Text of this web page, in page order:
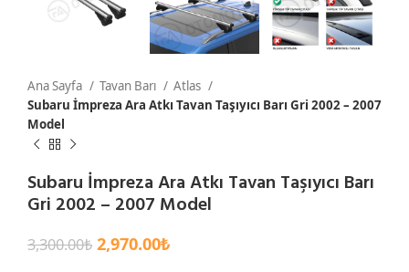
Ana Sayfa Tavan Barı
Atlas
Subaru İmpreza Ara Atkı Tavan Taşıyıcı Barı Gri 2002 – 2007
Model
Subaru İmpreza Ara Atkı Tavan Taşıyıcı Barı
Gri 2002 – 2007 Model
3,300.00₺ 2,970.00₺